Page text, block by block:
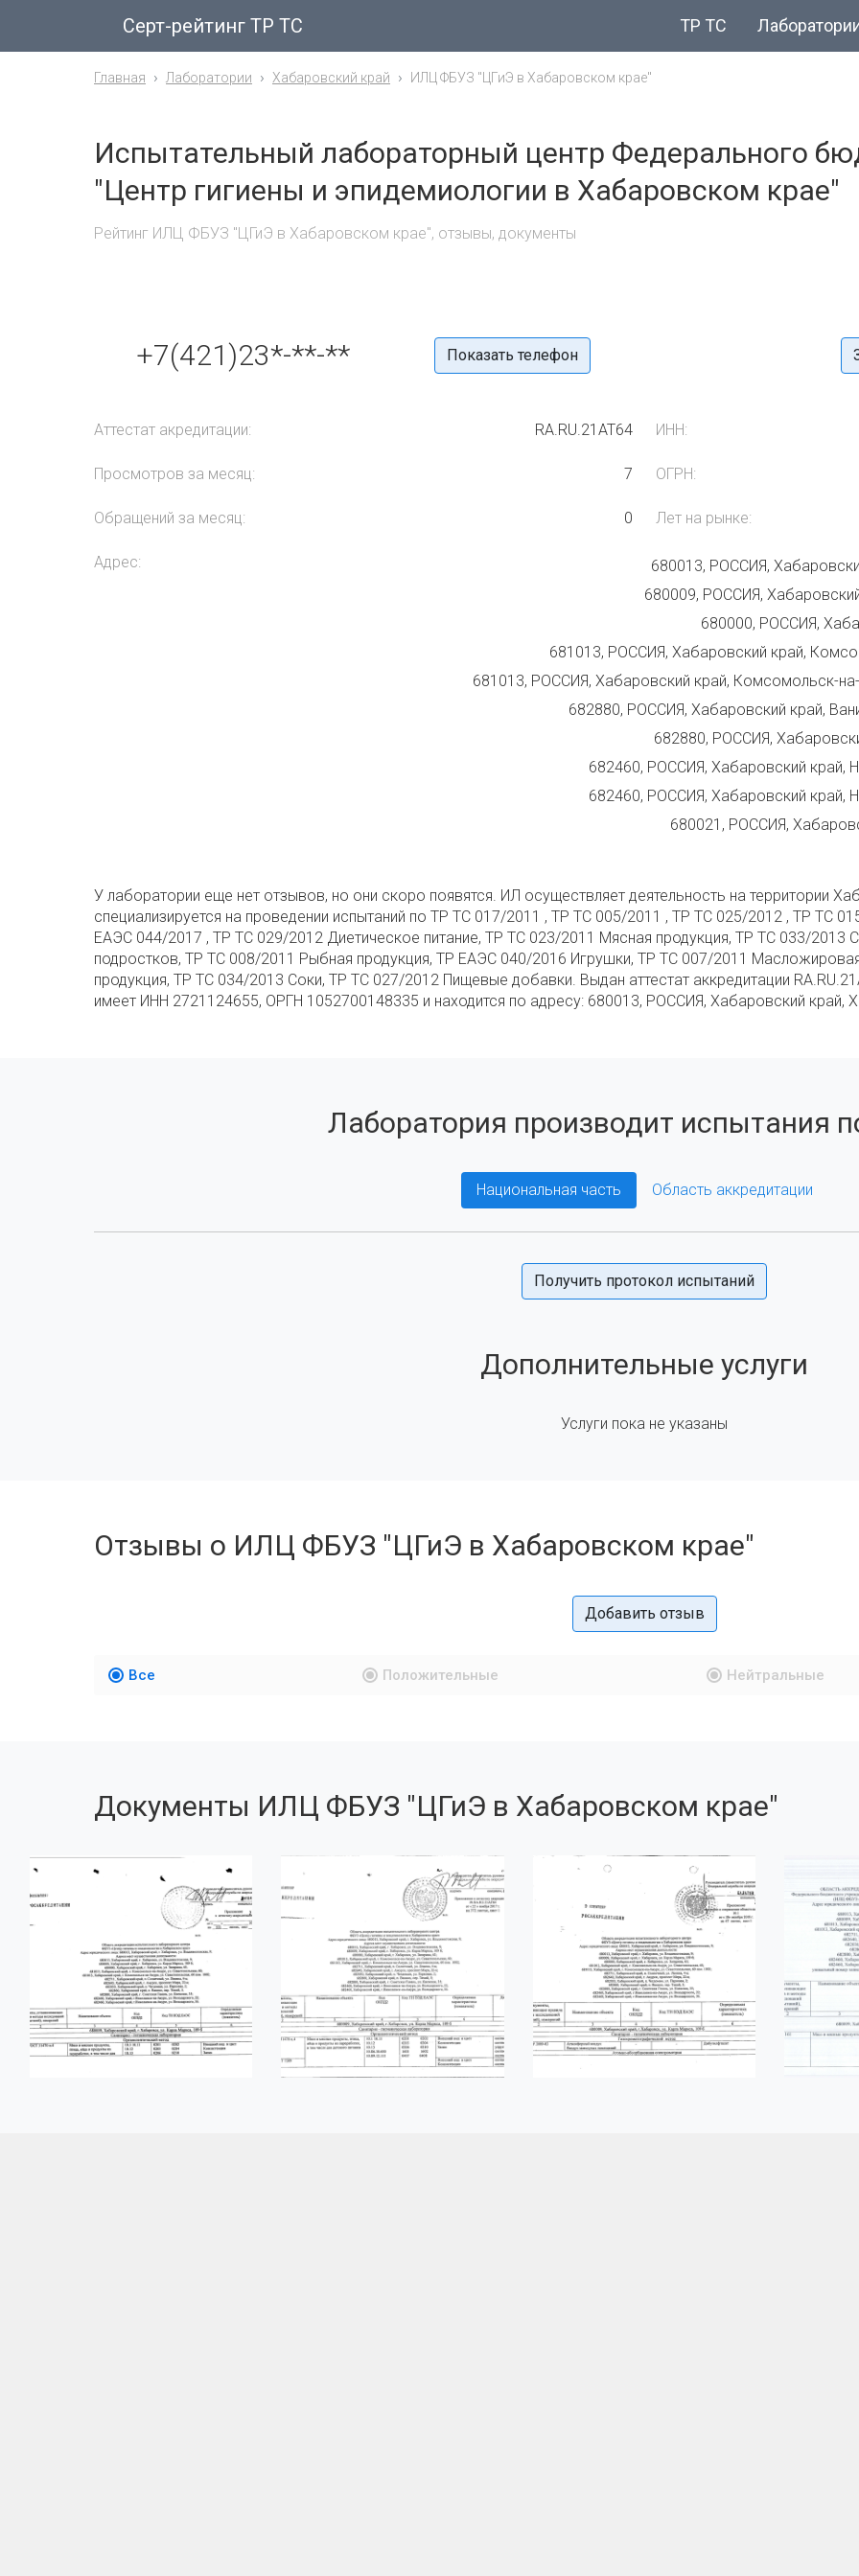
Серт-рейтинг ТР ТС ТР ТС
Главная Лаборатории Хабаровский край ИЛЦ ФБУЗ "ЦГиЭ в Хабаровском крае"
Испытательный лабораторный центр Федерального
"Центр гигиены и эпидемиологии в Хабаровском крае"
Рейтинг ИЛЦ ФБУЗ "ЦГиЭ в Хабаровском крае", отзывы, документы
+7(421)23*-**-** Показать телефон
Аттестат акредитации: RA.RU.21АТ64
Просмотров за месяц: 7
Обращений за месяц: 0
ИНН:
ОГРН:
Лет на рынке:
Адрес:
680013, РОССИЯ,
680009, РОССИЯ,
680000, РОССИЯ,
681013, РОССИЯ, Хабаровский край,
681013, РОССИЯ, Хабаровский край, Комсомольск-
682880, РОССИЯ, Хабаровский край,
682880, РОССИЯ,
682460, РОССИЯ, Хабаровский край,
682460, РОССИЯ, Хабаровский край,
680021, РОССИЯ,
У лаборатории еще нет отзывов, но они скоро появятся. ИЛ осуществляет деятельность на территории
специализируется на проведении испытаний по ТР ТС 017/2011 , ТР ТС 005/2011 , ТР ТС 025/2012 , ТР ТС
ЕАЭС 044/2017 , ТР ТС 029/2012 Диетическое питание, ТР ТС 023/2011 Мясная продукция, ТР ТС 033/2013
подростков, ТР ТС 008/2011 Рыбная продукция, ТР ЕАЭС 040/2016 Игрушки, ТР ТС 007/2011
продукция, ТР ТС 034/2013 Соки, ТР ТС 027/2012 Пищевые добавки. Выдан аттестат аккредитации
имеет ИНН 2721124655, ОРГН 1052700148335 и находится по адресу: 680013, РОССИЯ, Хабаровский край,
Лаборатория производит испытания
Национальная часть Область аккредитации
Получить протокол испытаний
Дополнительные услуги
Услуги пока не указаны
Отзывы о ИЛЦ ФБУЗ "ЦГиЭ в Хабаровском крае"
Добавить отзыв
Все Положительные Нейтральные
Документы ИЛЦ ФБУЗ "ЦГиЭ в Хабаровском крае"